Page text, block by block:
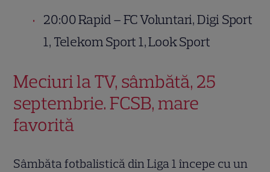
20:00Rapid – FC Voluntari, Digi Sport
1, Telekom Sport 1, Look Sport
Meciuri la TV, sâmbătă, 25
septembrie. FCSB, mare
favorită
Sâmbăta fotbalistică din Liga 1 începe cu un